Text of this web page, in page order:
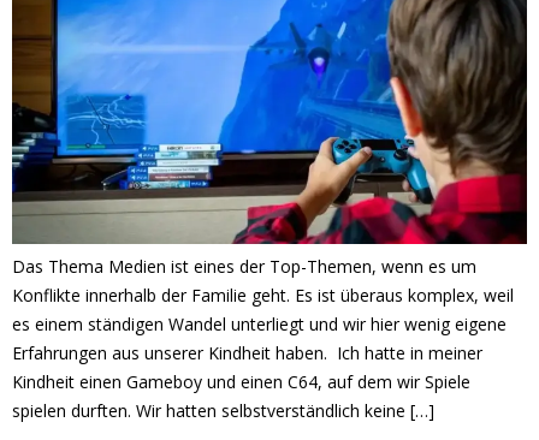
Das Thema Medien ist eines der Top-Themen, wenn es um
Konflikte innerhalb der Familie geht. Es ist überaus komplex, weil
es einem ständigen Wandel unterliegt und wir hier wenig eigene
Erfahrungen aus unserer Kindheit haben. Ich hatte in meiner
Kindheit einen Gameboy und einen C64, auf dem wir Spiele
spielen durften. Wir hatten selbstverständlich keine […]